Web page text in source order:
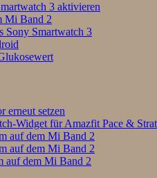
3 aktivieren
Mi Band 2
Sony Smartwatch 3
erneut setzen
Widget für Amazfit Pace &
auf dem Mi Band 2
auf dem Mi Band 2
auf dem Mi Band 2